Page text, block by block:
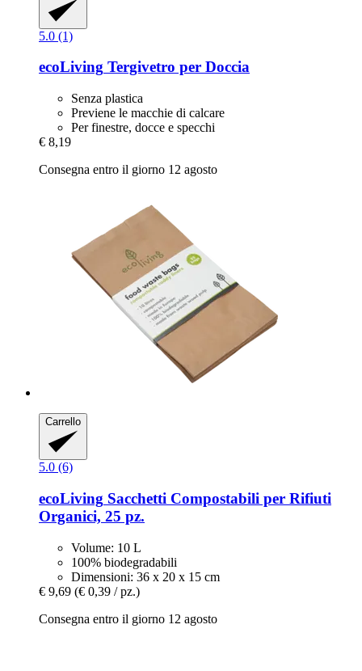
5.0 (1)
ecoLiving Tergivetro per Doccia
Senza plastica
Previene le macchie di calcare
Per finestre, docce e specchi
€ 8,19
Consegna entro il giorno 12 agosto
Carrello
5.0 (6)
ecoLiving Sacchetti Compostabili per Rifiuti
Organici, 25 pz.
Volume: 10 L
100% biodegradabili
Dimensioni: 36 x 20 x 15 cm
€ 9,69 (€ 0,39 / pz.)
Consegna entro il giorno 12 agosto